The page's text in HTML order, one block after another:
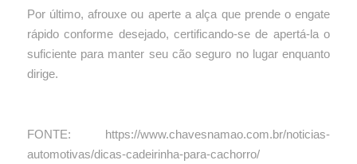
Por último, afrouxe ou aperte a alça que prende o engate
rápido conforme desejado, certificando-se de apertá-la o
suficiente para manter seu cão seguro no lugar enquanto
dirige.
FONTE: https://www.chavesnamao.com.br/noticias-
automotivas/dicas-cadeirinha-para-cachorro/